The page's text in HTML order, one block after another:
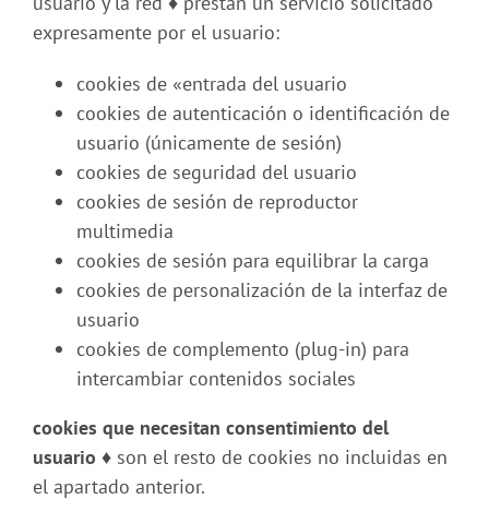
expresamente por el usuario:
cookies de «entrada del usuario
cookies de autenticación o identificación de
usuario (únicamente de sesión)
cookies de seguridad del usuario
cookies de sesión de reproductor
multimedia
cookies de sesión para equilibrar la carga
cookies de personalización de la interfaz de
usuario
cookies de complemento (plug-in) para
intercambiar contenidos sociales
cookies que necesitan consentimiento del
usuario ♦ son el resto de cookies no incluidas en
el apartado anterior.